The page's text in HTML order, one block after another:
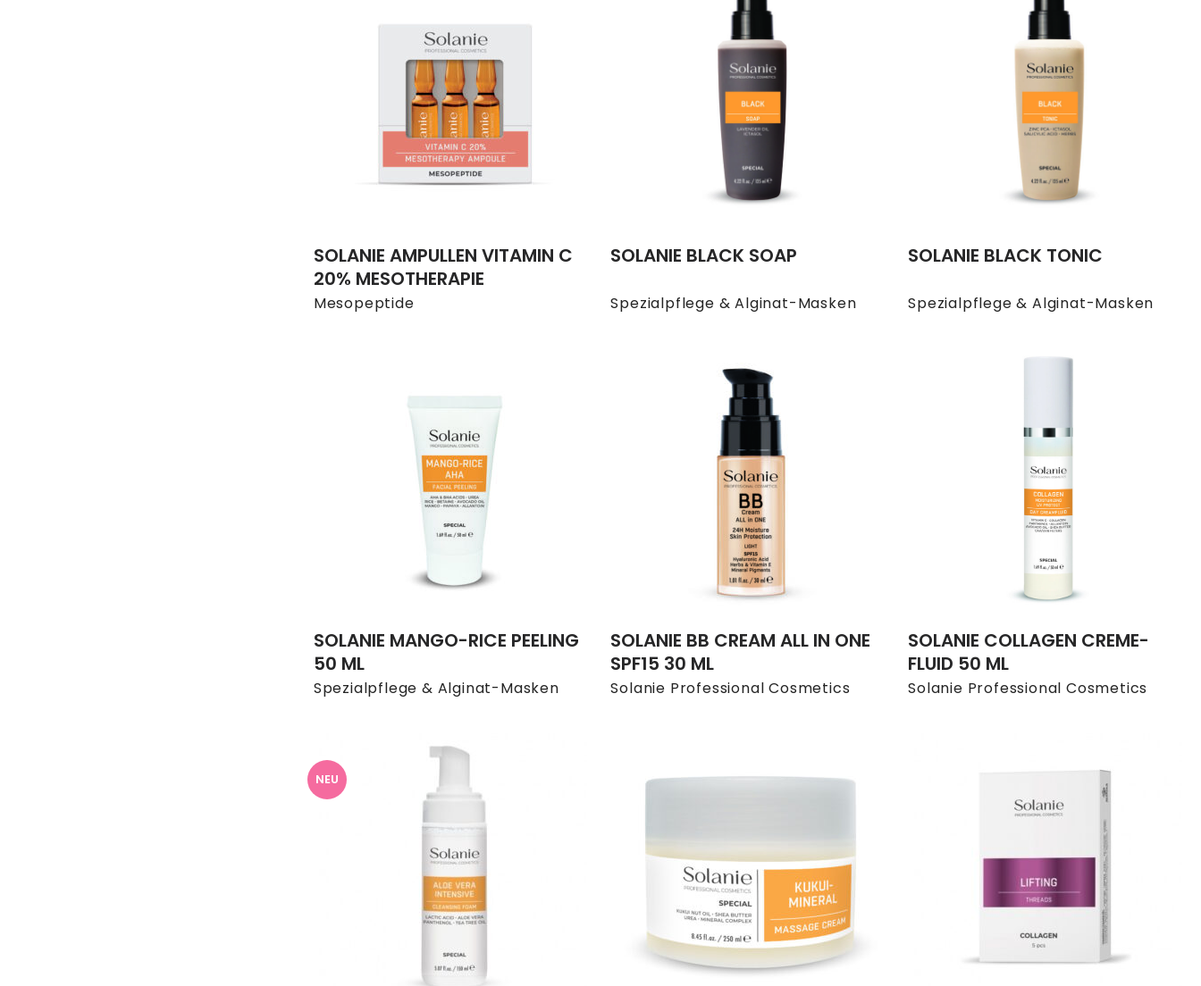
Mesopeptide
SOLANIE AMPULLEN VITAMIN C
20% MESOTHERAPIE
Spezialpflege & Alginat-Masken
SOLANIE BLACK SOAP
Spezialpflege & Alginat-Masken
SOLANIE BLACK TONIC
Spezialpflege & Alginat-Masken
SOLANIE MANGO-RICE PEELING
50 ML
Solanie Professional Cosmetics
SOLANIE BB CREAM ALL IN ONE
SPF15 30 ML
Solanie Professional Cosmetics
SOLANIE COLLAGEN CREME-
FLUID 50 ML
NEU